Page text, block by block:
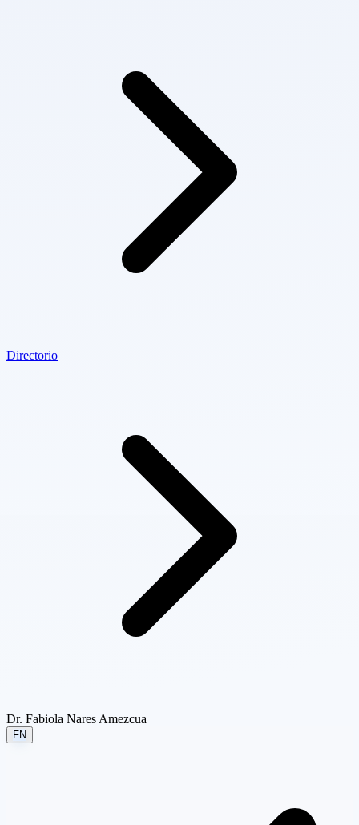
Directorio
Dr. Fabiola Nares Amezcua
FN